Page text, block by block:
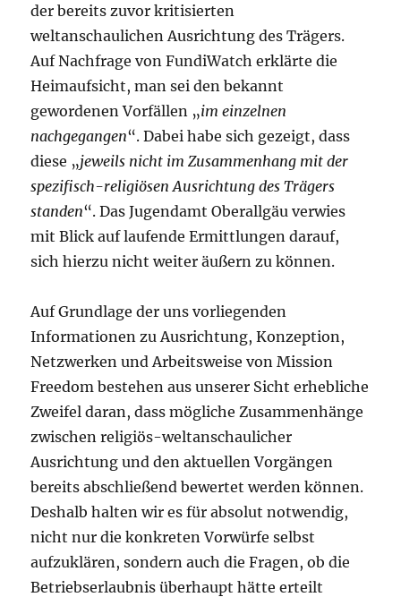
der bereits zuvor kritisierten
weltanschaulichen Ausrichtung des Trägers.
Auf Nachfrage von FundiWatch erklärte die
Heimaufsicht, man sei den bekannt
gewordenen Vorfällen „im einzelnen
nachgegangen“. Dabei habe sich gezeigt, dass
diese „jeweils nicht im Zusammenhang mit der
spezifisch-religiösen Ausrichtung des Trägers
standen“. Das Jugendamt Oberallgäu verwies
mit Blick auf laufende Ermittlungen darauf,
sich hierzu nicht weiter äußern zu können.
Auf Grundlage der uns vorliegenden
Informationen zu Ausrichtung, Konzeption,
Netzwerken und Arbeitsweise von Mission
Freedom bestehen aus unserer Sicht erhebliche
Zweifel daran, dass mögliche Zusammenhänge
zwischen religiös-weltanschaulicher
Ausrichtung und den aktuellen Vorgängen
bereits abschließend bewertet werden können.
Deshalb halten wir es für absolut notwendig,
nicht nur die konkreten Vorwürfe selbst
aufzuklären, sondern auch die Fragen, ob die
Betriebserlaubnis überhaupt hätte erteilt